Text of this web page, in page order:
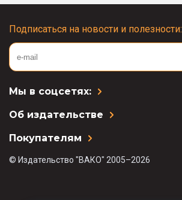
Подписаться на новости и полезности:
Мы в соцсетях:
Об издательстве
Покупателям
© Издательство "ВАКО" 2005–2026